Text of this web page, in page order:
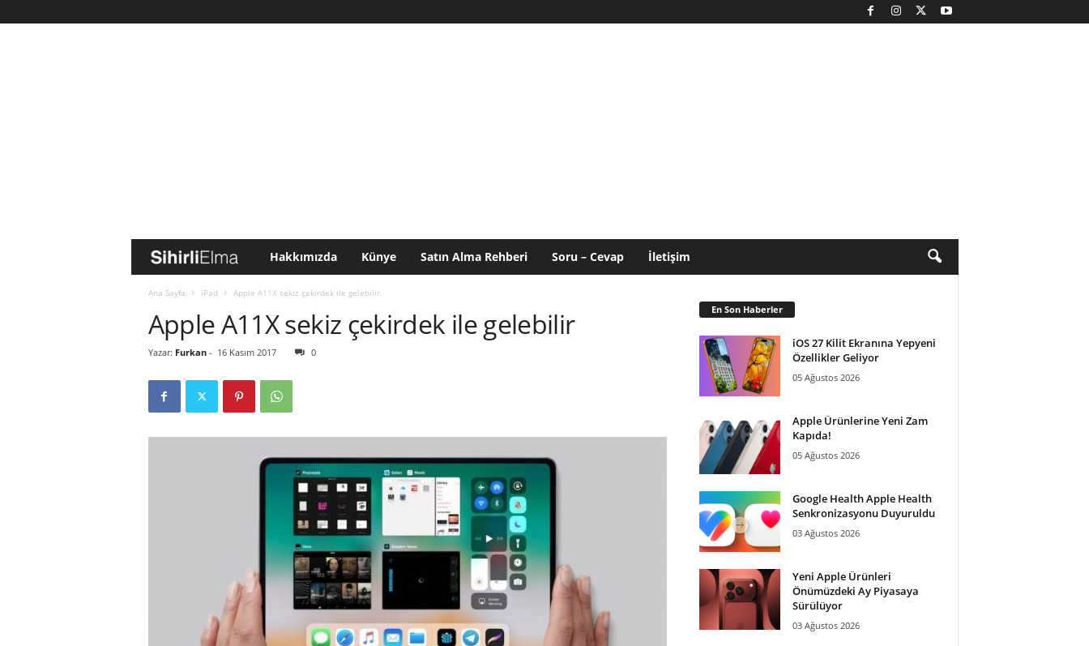
i
l
i
m
a
Hakkımızda Künye Satın Alma Rehberi Soru – Cevap İletişim
Ana Sayfa iPad Apple A11X sekiz çekirdek ile gelebilir
Apple A11X sekiz çekirdek ile gelebilir
Yazar: Furkan- 16 Kasım 2017 0
En Son Haberler
iOS 27 Kilit Ekranına Yepyeni
Özellikler Geliyor
05 Ağustos 2026
Apple Ürünlerine Yeni Zam
Kapıda!
05 Ağustos 2026
Google Health Apple Health
Senkronizasyonu Duyuruldu
03 Ağustos 2026
Yeni Apple Ürünleri
Önümüzdeki Ay Piyasaya
Sürülüyor
03 Ağustos 2026